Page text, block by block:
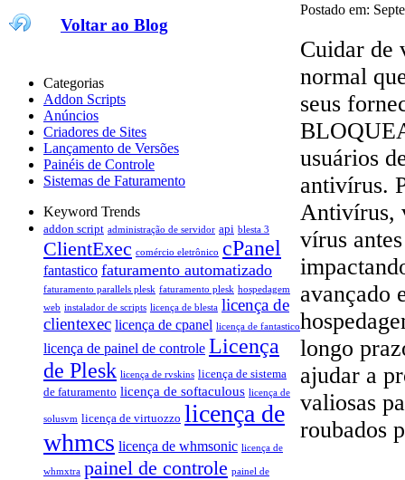
Voltar ao Blog
Categorias
Addon Scripts
Anúncios
Criadores de Sites
Lançamento de Versões
Painéis de Controle
Sistemas de Faturamento
Keyword Trends
addon script administração de servidor api blesta 3
ClientExec comércio eletrônico cPanel
fantastico faturamento automatizado
faturamento parallels plesk faturamento plesk hospedagem
web instalador de scripts licença de blesta licença de
clientexec licença de cpanel licença de fantastico
licença de painel de controle Licença
de Plesk licença de rvskins licença de sistema
de faturamento licença de softaculous licença de
solusvm licença de virtuozzo licença de
whmcs licença de whmsonic licença de
whmxtra painel de controle painel de
Postado em:
Cuidar de
normal
seus
usuários
antivírus.
Antivírus,
vírus
avançado
longo
ajudar a
valiosas
roubados